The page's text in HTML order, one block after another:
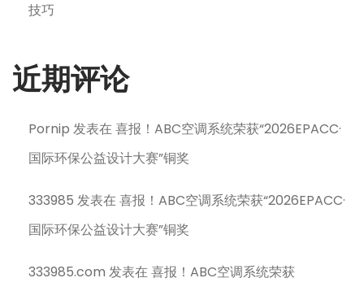
技巧
近期评论
Pornip 发表在喜报！ABC空调系统荣获“2026EPACC·
国际环保公益设计大赛”铜奖
333985 发表在喜报！ABC空调系统荣获“2026EPACC·
国际环保公益设计大赛”铜奖
333985.com 发表在喜报！ABC空调系统荣获